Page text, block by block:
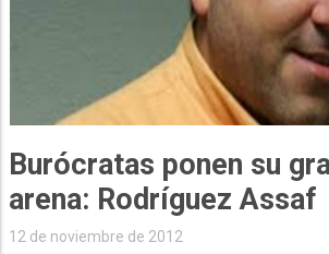
Burócratas ponen su
arena: Rodríguez Assaf
12 de noviembre de 2012